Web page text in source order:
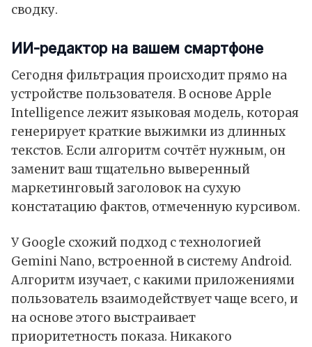
сводку.
ИИ-редактор на вашем смартфоне
Сегодня фильтрация происходит прямо на
устройстве пользователя. В основе Apple
Intelligence лежит языковая модель, которая
генерирует краткие выжимки из длинных
текстов. Если алгоритм сочтёт нужным, он
заменит ваш тщательно выверенный
маркетинговый заголовок на сухую
констатацию фактов, отмеченную курсивом.
У Google схожий подход с технологией
Gemini Nano, встроенной в систему Android.
Алгоритм изучает, с какими приложениями
пользователь взаимодействует чаще всего, и
на основе этого выстраивает
приоритетность показа. Никакого